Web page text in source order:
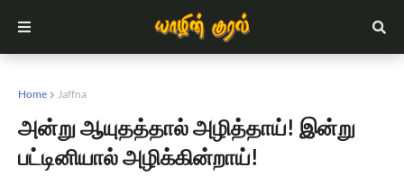
Home Jaffna
அன்று ஆயுதத்தால் அழித்தாய்! இன்று
பட்டினியால் அழிக்கின்றாய்!